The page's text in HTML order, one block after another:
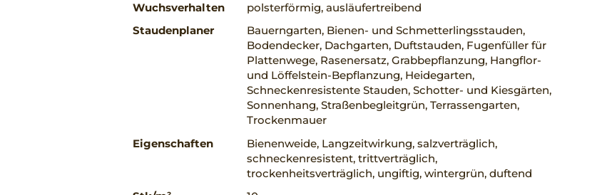
Wuchsverhalten
polsterförmig, ausläufertreibend
Staudenplaner
Bauerngarten, Bienen- und Schmetterlingsstauden,
Bodendecker, Dachgarten, Duftstauden, Fugenfüller für
Plattenwege, Rasenersatz, Grabbepflanzung, Hangflor-
und Löffelstein-Bepflanzung, Heidegarten,
Schneckenresistente Stauden, Schotter- und Kiesgärten,
Sonnenhang, Straßenbegleitgrün, Terrassengarten,
Trockenmauer
Eigenschaften
Bienenweide, Langzeitwirkung, salzverträglich,
schneckenresistent, trittverträglich,
trockenheitsverträglich, ungiftig, wintergrün, duftend